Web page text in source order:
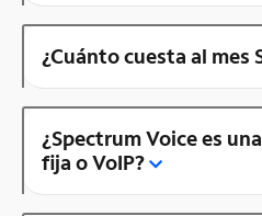
¿Cuánto cuesta al mes
¿Spectrum Voice es
fija o VoIP?